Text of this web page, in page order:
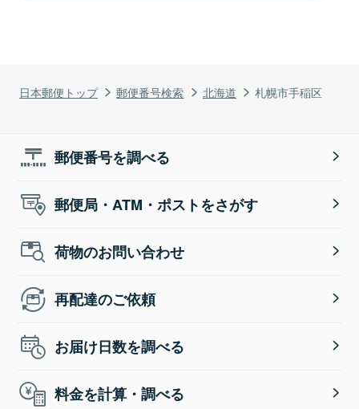
日本郵便トップ 郵便番号検索 北海道 札幌市手稲区
郵便番号を調べる
郵便局・ATM・ポストをさがす
荷物のお問い合わせ
再配達のご依頼
お届け日数を調べる
料金を計算・調べる